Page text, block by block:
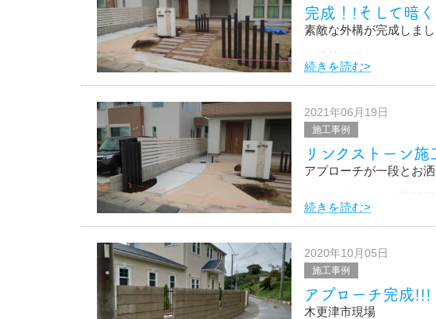
完成！!そして暗
素敵な外構が完成しまし
そして、夜になると..
なんということでしょう
照明があると、夜はま
この後、造園屋さんが
続きを読む>
2021年06月19日
施工事例
リンクストーン施
アプローチが一段とお
だけでなく、水たまり
す。
続きを読む>
2020年10月05日
施工事例
アプローチ完成!!!
木更津市現場